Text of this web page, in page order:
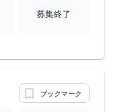
募集終了
ブックマーク